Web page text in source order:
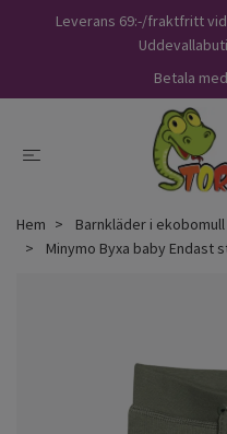
Leverans 69:-/fraktfritt
Betala
Hem
Barnkläder i
Minymo Byxa baby Endast